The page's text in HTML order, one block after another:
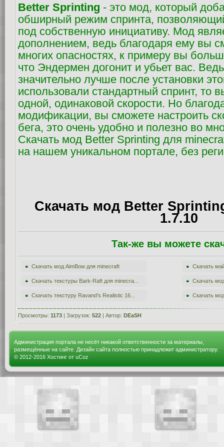
Better Sprinting - это мод, который
обширный режим спринта,
под собственную инициативу. Мод
дополнением, ведь благодаря ему вы
многих опасностях, к примеру вы
что Эндермен догонит и убьет вас.
значительно лучше после установки
использовали стандартный спринт, то
одной, одинаковой скорости. Но
модификации, вы сможете настроить
бега, это очень удобно и полезно во
Скачать мод Better Sprinting для
на нашем уникальном портале, без
Скачать мод Better
1.7.10
Так-же вы можете
Скачать мод AimBow для minecraft Скачать
Скачать текстуры Bark-Raft для minecra... Скачать
Скачать текстуру Ravand’s Realistic 16... Скачать
Просмотры: 1173 | Загрузок: 522 | Автор: DEaSH
Администрация портала не несёт никакой ответственности за материалы,
размещённые на сайте. Дизайн сайта полностью принадлежит администратору.
© 2012-2016 Хостинг от uCoz